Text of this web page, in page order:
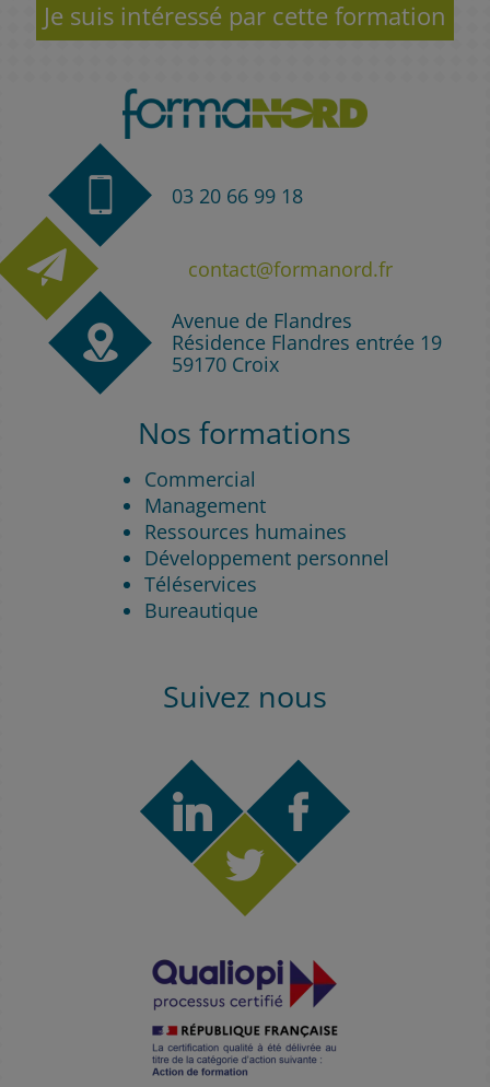
Je suis intéressé par cette formation
03 20 66 99 18
contact@formanord.fr
Avenue de Flandres
Résidence Flandres entrée 19
59170 Croix
Nos formations
Commercial
Management
Ressources humaines
Développement personnel
Téléservices
Bureautique
Suivez nous